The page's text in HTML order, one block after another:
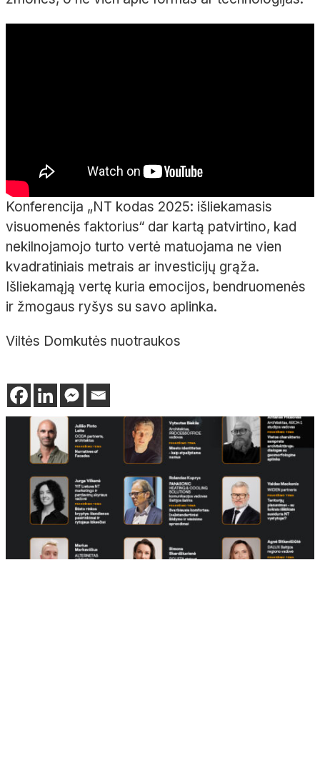
Konferencija „NT kodas 2025: išliekamasis
visuomenės faktorius“ dar kartą patvirtino, kad
nekilnojamojo turto vertė matuojama ne vien
kvadratiniais metrais ar investicijų grąža.
Išliekamąją vertę kuria emocijos, bendruomenės
ir žmogaus ryšys su savo aplinka.
Viltės Domkutės nuotraukos